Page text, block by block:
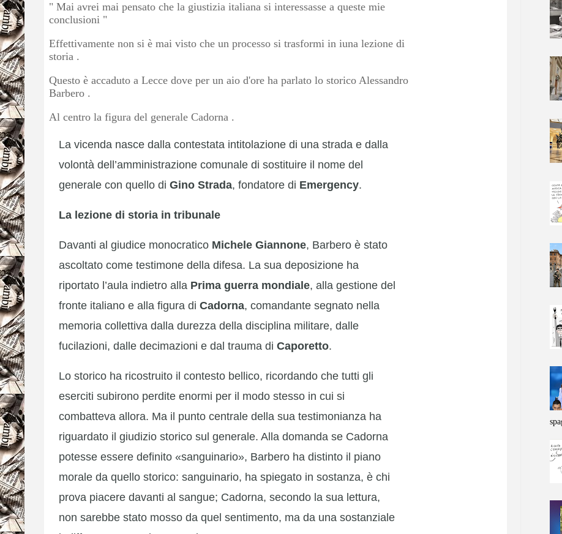
" Mai avrei mai pensato che la giustizia italiana si interessasse a queste mie
conclusioni "
Effettivamente non si è mai visto che un processo si trasformi in iuna lezione di
storia .
Questo è accaduto a Lecce dove per un aio d'ore ha parlato lo storico Alessandro
Barbero .
Al centro la figura del generale Cadorna .
La vicenda nasce dalla contestata intitolazione di una strada e dalla
volontà dell’amministrazione comunale di sostituire il nome del
generale con quello di Gino Strada, fondatore di Emergency.
La lezione di storia in tribunale
Davanti al giudice monocratico Michele Giannone, Barbero è stato
ascoltato come testimone della difesa. La sua deposizione ha
riportato l’aula indietro alla Prima guerra mondiale, alla gestione del
fronte italiano e alla figura di Cadorna, comandante segnato nella
memoria collettiva dalla durezza della disciplina militare, dalle
fucilazioni, dalle decimazioni e dal trauma di Caporetto.
Lo storico ha ricostruito il contesto bellico, ricordando che tutti gli
eserciti subirono perdite enormi per il modo stesso in cui si
combatteva allora. Ma il punto centrale della sua testimonianza ha
riguardato il giudizio storico sul generale. Alla domanda se Cadorna
potesse essere definito «sanguinario», Barbero ha distinto il piano
morale da quello storico: sanguinario, ha spiegato in sostanza, è chi
prova piacere davanti al sangue; Cadorna, secondo la sua lettura,
non sarebbe stato mosso da quel sentimento, ma da una sostanziale